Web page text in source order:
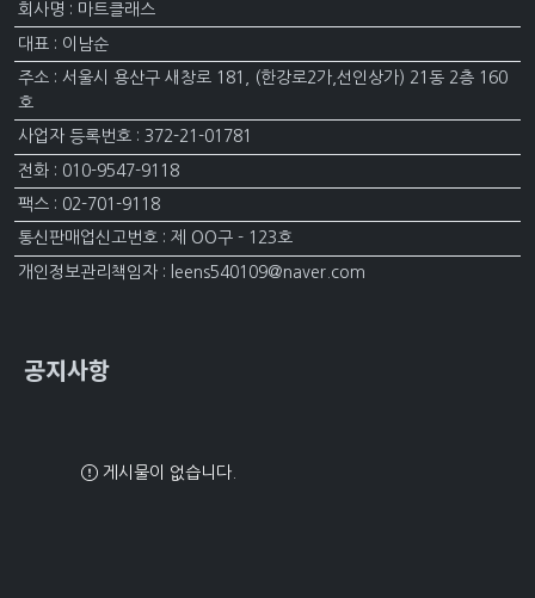
회사명 : 마트클래스
대표 : 이남순
주소 : 서울시 용산구 새창로 181, (한강로2가,선인상가) 21동 2층 160
호
사업자 등록번호 : 372-21-01781
전화 : 010-9547-9118
팩스 : 02-701-9118
통신판매업신고번호 : 제 OO구 - 123호
개인정보관리책임자 : leens540109@naver.com
공지사항
게시물이 없습니다.